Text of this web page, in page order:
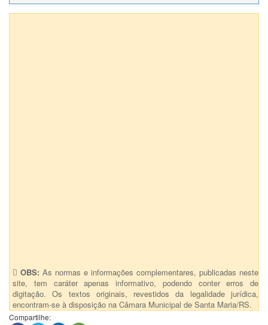
OBS: As normas e informações complementares, publicadas neste
site, tem caráter apenas informativo, podendo conter erros de
digitação. Os textos originais, revestidos da legalidade jurídica,
encontram-se à disposição na Câmara Municipal de Santa Maria/RS.
Compartilhe: